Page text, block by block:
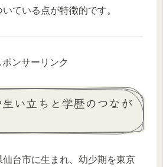
ている点が特徴的です。
ポンサーリンク
い立ちと学歴のつなが
台市に生まれ、幼少期を東京